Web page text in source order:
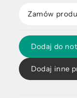
Zamów
Dodaj do
Dodaj inne